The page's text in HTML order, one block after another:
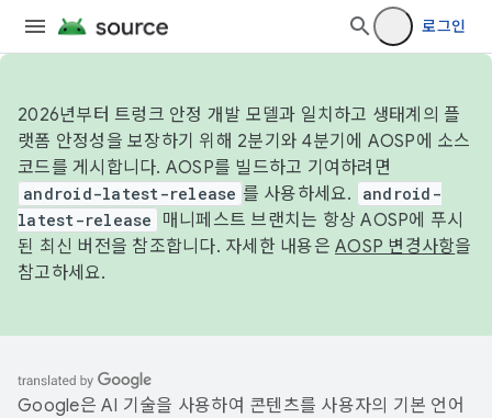
로그인
2026년부터 트렁크 안정 개발 모델과 일치하고 생태계의 플
랫폼 안정성을 보장하기 위해 2분기와 4분기에 AOSP에 소스
코드를 게시합니다. AOSP를 빌드하고 기여하려면
android-latest-release 를 사용하세요.
android-
latest-release
매니페스트 브랜치는 항상 AOSP에 푸시
된 최신 버전을 참조합니다. 자세한 내용은 AOSP 변경사항을
참고하세요.
Google은 AI 기술을 사용하여 콘텐츠를 사용자의 기본 언어